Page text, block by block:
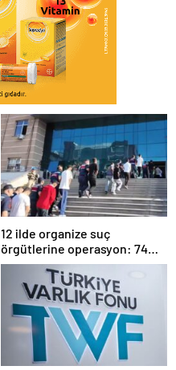
12 ilde organize suç
örgütlerine operasyon: 74
şüpheli tutuklandı